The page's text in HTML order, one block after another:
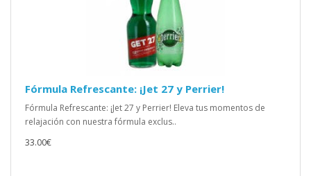
Fórmula Refrescante: ¡Jet 27 y Perrier!
Fórmula Refrescante: ¡Jet 27 y Perrier! Eleva tus momentos de
relajación con nuestra fórmula exclus..
33.00€